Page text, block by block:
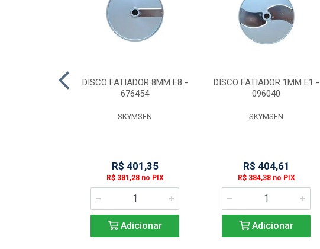
FURADEIRA
DISCO FATIADOR 8MM E8 -
676454
SKYMSEN
R$ 401,35
R$ 381,28 no PIX
Adicionar
DISCO FATIADOR 1MM E1 -
096040
SKYMSEN
R$ 404,61
R$ 384,38 no PIX
Adicionar